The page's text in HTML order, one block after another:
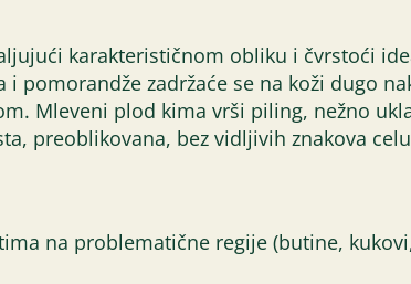
karakterističnom obliku i čvrstoći
zadržaće se na koži dugo
Mleveni plod kima vrši piling, nežno
preoblikovana, bez vidljivih znakova
na problematične regije (butine,